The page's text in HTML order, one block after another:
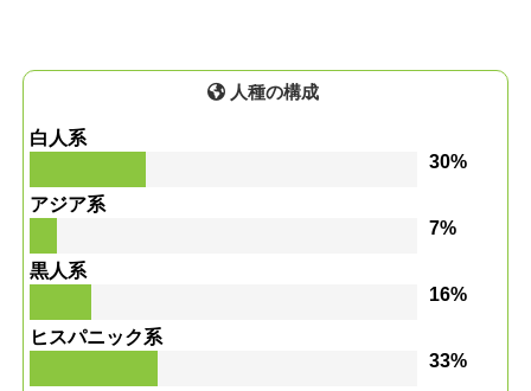
人種の構成
白人系
30%
アジア系
7%
黒人系
16%
ヒスパニック系
33%